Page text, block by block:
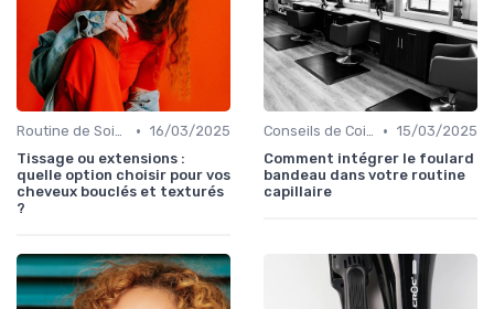
Routine de Soins pour Cheveux Bouclés • 16/03/2025
Tissage ou extensions :
quelle option choisir pour vos
cheveux bouclés et texturés
?
Conseils de Coiffage • 15/03/2025
Comment intégrer le foulard
bandeau dans votre routine
capillaire